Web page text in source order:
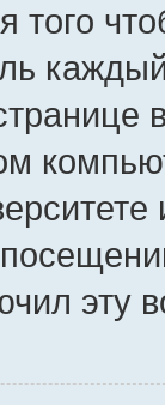
того
эту